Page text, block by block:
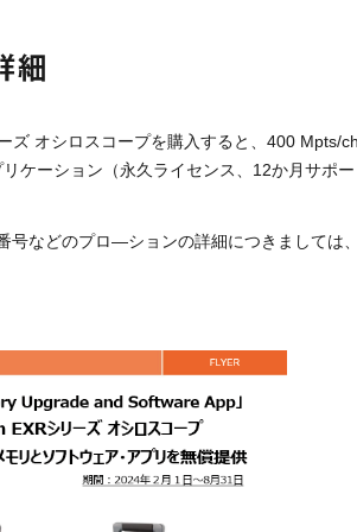
細
ズ オシロスコープを購入すると、400 Mpts/
ケーション（永久ライセンス、12か月サポー
号などのプロ―ションの詳細につきましては